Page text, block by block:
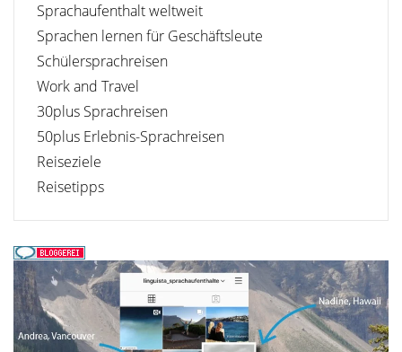
Sprachaufenthalt weltweit
Sprachen lernen für Geschäftsleute
Schülersprachreisen
Work and Travel
30plus Sprachreisen
50plus Erlebnis-Sprachreisen
Reiseziele
Reisetipps